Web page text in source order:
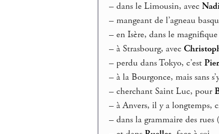
– dans le Limousin, avec
– mangeant de l’agneau
– en Isère, dans le
– à Strasbourg, avec
– perdu dans Tokyo, c’est
– à la Bourgonce, mais sans
– cherchant Saint Luc, pour
– à Anvers, il y a longtemps,
– dans la grammaire des